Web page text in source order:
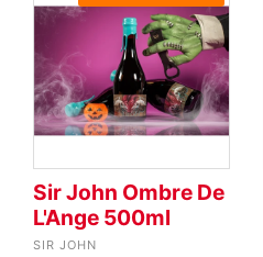
Sir John Ombre De
L'Ange 500ml
SIR JOHN